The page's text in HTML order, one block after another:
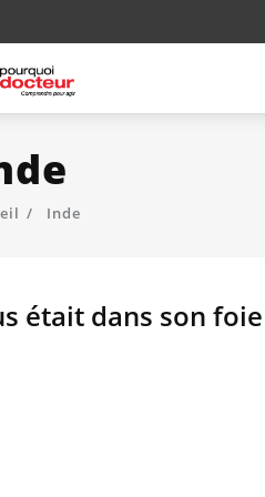
Inde
était dans son